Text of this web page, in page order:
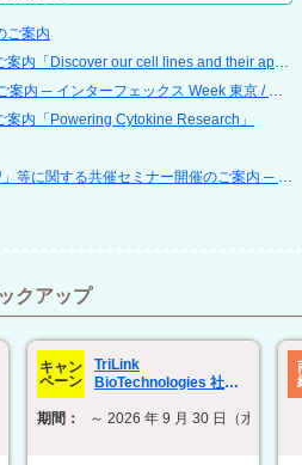
ご案内
Discover our cell lines and their applications」
ターフェックス Week 東京 / 再生医療 EXPO 東京
内「Powering Cytokine Research」
催セミナー開催のご案内 ─ 第 25 回 日本再生医療学会総会
クアップ
キャン
ペーン
TriLink
BioTechnologies 社
連製品 30% OFF キャン
期間： ～ 2026 年 9 月 30 日（水）